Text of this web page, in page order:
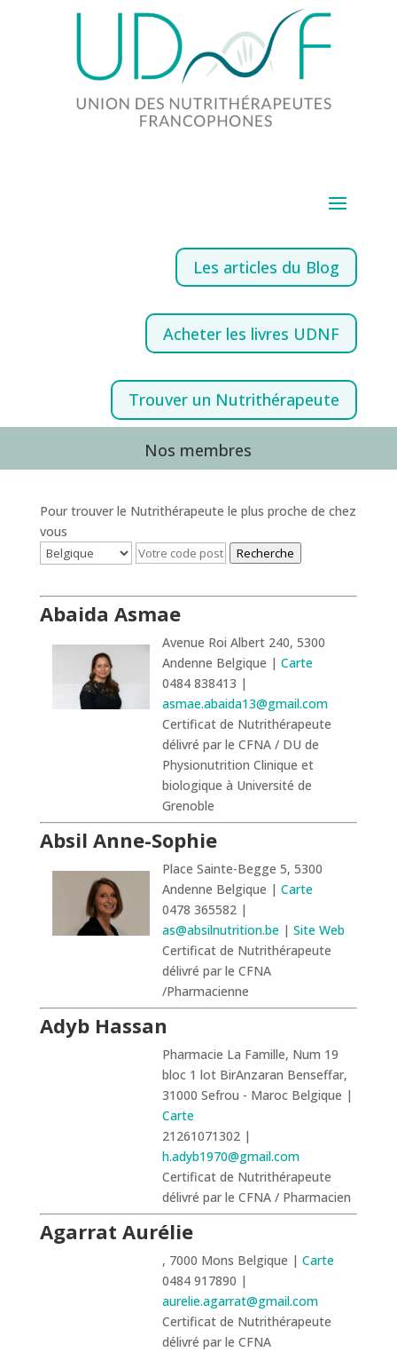
Les articles du Blog
Acheter les livres UDNF
Trouver un Nutrithérapeute
Nos membres
Pour trouver le Nutrithérapeute le plus proche de chez
vous
Recherche
Abaida Asmae
Avenue Roi Albert 240, 5300
Andenne Belgique | Carte
0484 838413 |
asmae.abaida13@gmail.com
Certificat de Nutrithérapeute
délivré par le CFNA / DU de
Physionutrition Clinique et
biologique à Université de
Grenoble
Absil Anne-Sophie
Place Sainte-Begge 5, 5300
Andenne Belgique | Carte
0478 365582 |
as@absilnutrition.be| Site Web
Certificat de Nutrithérapeute
délivré par le CFNA
/Pharmacienne
Adyb Hassan
Pharmacie La Famille, Num 19
bloc 1 lot BirAnzaran Benseffar,
31000 Sefrou - Maroc Belgique |
Carte
21261071302 |
h.adyb1970@gmail.com
Certificat de Nutrithérapeute
délivré par le CFNA / Pharmacien
Agarrat Aurélie
, 7000 Mons Belgique | Carte
0484 917890 |
aurelie.agarrat@gmail.com
Certificat de Nutrithérapeute
délivré par le CFNA